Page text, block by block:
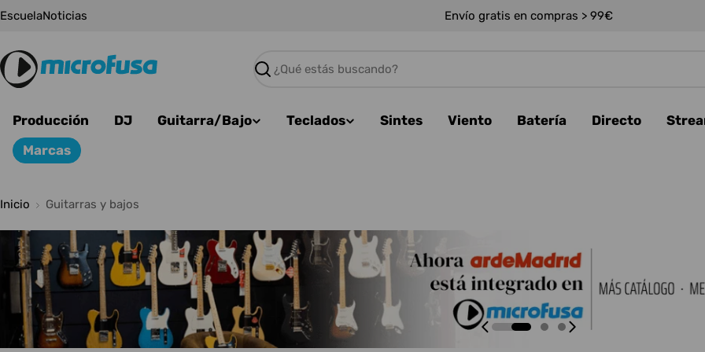
Saltar
EscuelaNoticias Envío gratis en compras > 99€
Buscar
Producción DJ Guitarra/Bajo Teclados Sintes Viento Batería Directo
Marcas
Inicio Guitarras y bajos